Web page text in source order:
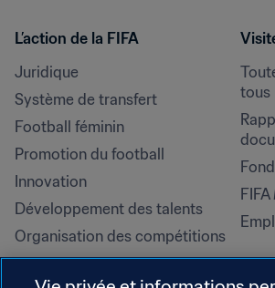
L’action de la FIFA
Juridique
Système de transfert
Football féminin
Promotion du football
Innovation
Développement des talents
Organisation des compétitions
Développement durable
tous